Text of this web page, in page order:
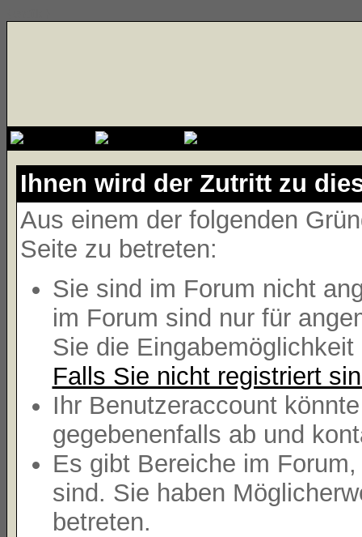
Ihnen wird der Zutritt zu
Aus einem der folgenden
Seite zu betreten:
Sie sind im Forum nicht
im Forum sind nur für
Sie die
Falls Sie nicht registriert
Ihr Benutzeraccount
gegebenenfalls ab und
Es gibt Bereiche im
sind. Sie haben
betreten.